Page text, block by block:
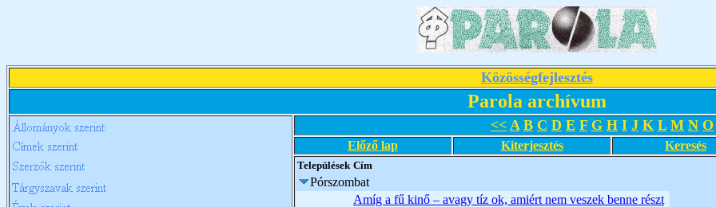
Közösségfejlesztés
Parola archívum
<< A B C D E F G H I J K L M N O
Előző lap Kiterjesztés Keresés
Települések Cím
Pórszombat
Amíg a fű kinő – avagy tíz ok, amiért nem veszek benne részt